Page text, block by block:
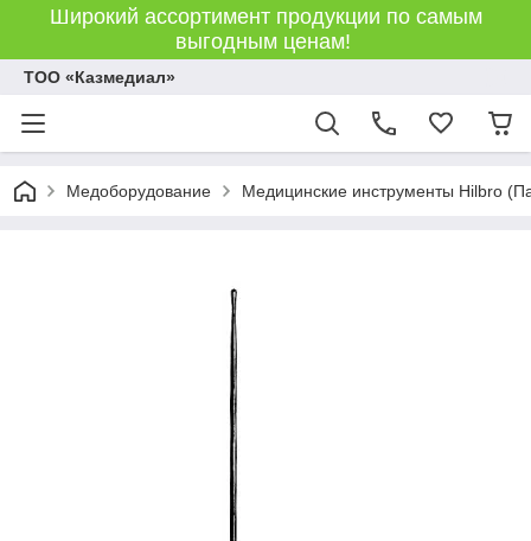
Широкий ассортимент продукции по самым
выгодным ценам!
ТОО «Казмедиал»
Медоборудование Медицинские инструменты Hilbro